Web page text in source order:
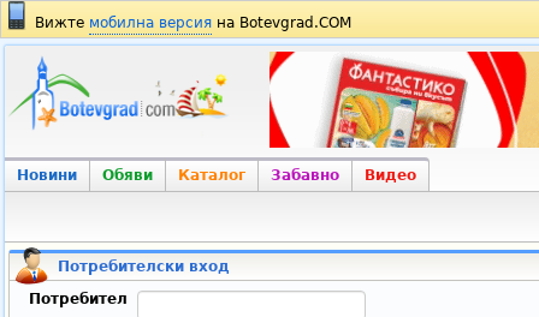
Вижте мобилна версия на Botevgrad.COM
Новини Обяви Каталог Забавно Видео
Потребителски вход
Потребител